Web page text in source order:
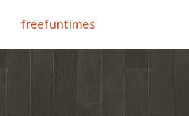
freefuntimes